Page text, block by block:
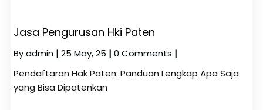
Jasa Pengurusan Hki Paten
Byadmin | 25 May, 25 | 0 Comments |
Pendaftaran Hak Paten: Panduan Lengkap Apa Saja
yang Bisa Dipatenkan